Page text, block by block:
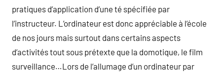
pratiques d’application d’une té spécifiée par
l’instructeur. L’ordinateur est donc appréciable à l’école
de nos jours mais surtout dans certains aspects
d’activités tout sous prétexte que la domotique, le film
surveillance…Lors de l’allumage d’un ordinateur par